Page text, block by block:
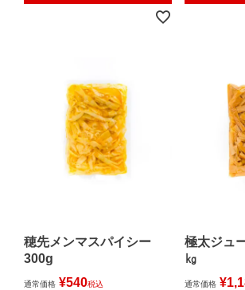
穂先メンマスパイシー
300g
通常価格 ¥540税込
極太ジュ
㎏
通常価格 ¥